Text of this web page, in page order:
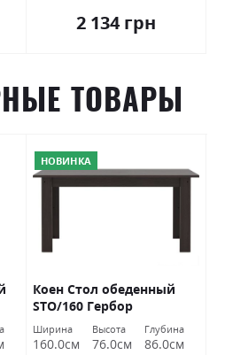
2 134 грн
ТОВАРЫ
НОВИНКА
Коен Стол обеденный
STO/160 Гербор
Ширина
160.0см
Высота
76.0см
Глубина
86.0см